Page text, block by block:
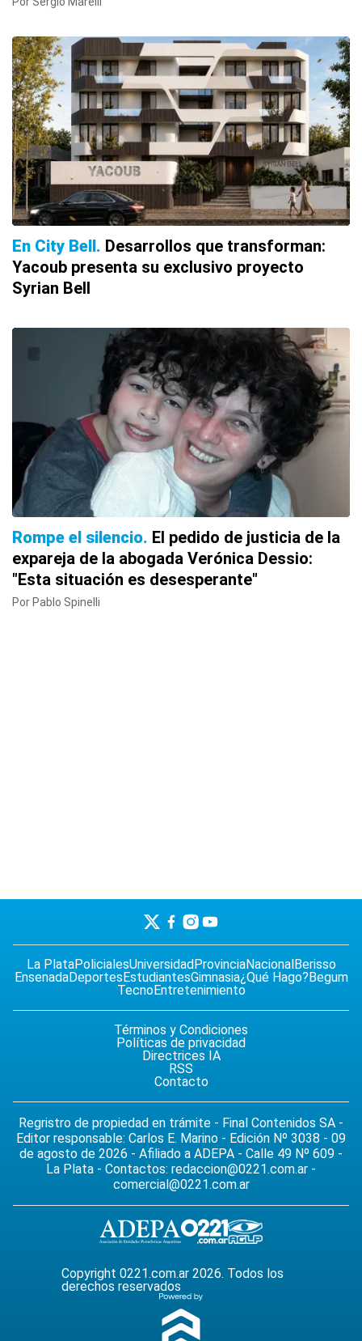
En City Bell Desarrollos que transforman:
Yacoub presenta su exclusivo proyecto
Syrian Bell
Rompe el silencio El pedido de justicia de la
expareja de la abogada Verónica Dessio:
"Esta situación es desesperante"
Por Pablo Spinelli
La PlataPolicialesUniversidad ProvinciaNacional Berisso
EnsenadaDeportes EstudiantesGimnasia¿Qué Hago? Begum
TecnoEntretenimiento
Términos y Condiciones
Políticas de privacidad
Directrices IA
RSS
Contacto
Regristro de propiedad en trámite - Final Contenidos SA -
Editor responsable: Carlos E. Marino - Edición Nº 3038 - 09
de agosto de 2026 - Afiliado a ADEPA - Calle 49 Nº 609 -
La Plata - Contactos: redaccion@0221.com.ar -
comercial@0221.com.ar
Copyright 0221.com.ar 2026. Todos los
derechos reservados